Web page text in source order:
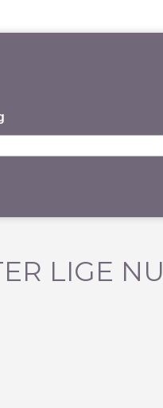
LIGE NU